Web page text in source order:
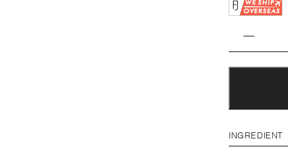
INGREDIENT